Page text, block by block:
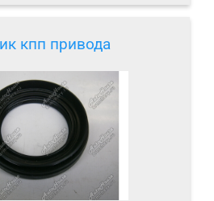
кпп привода